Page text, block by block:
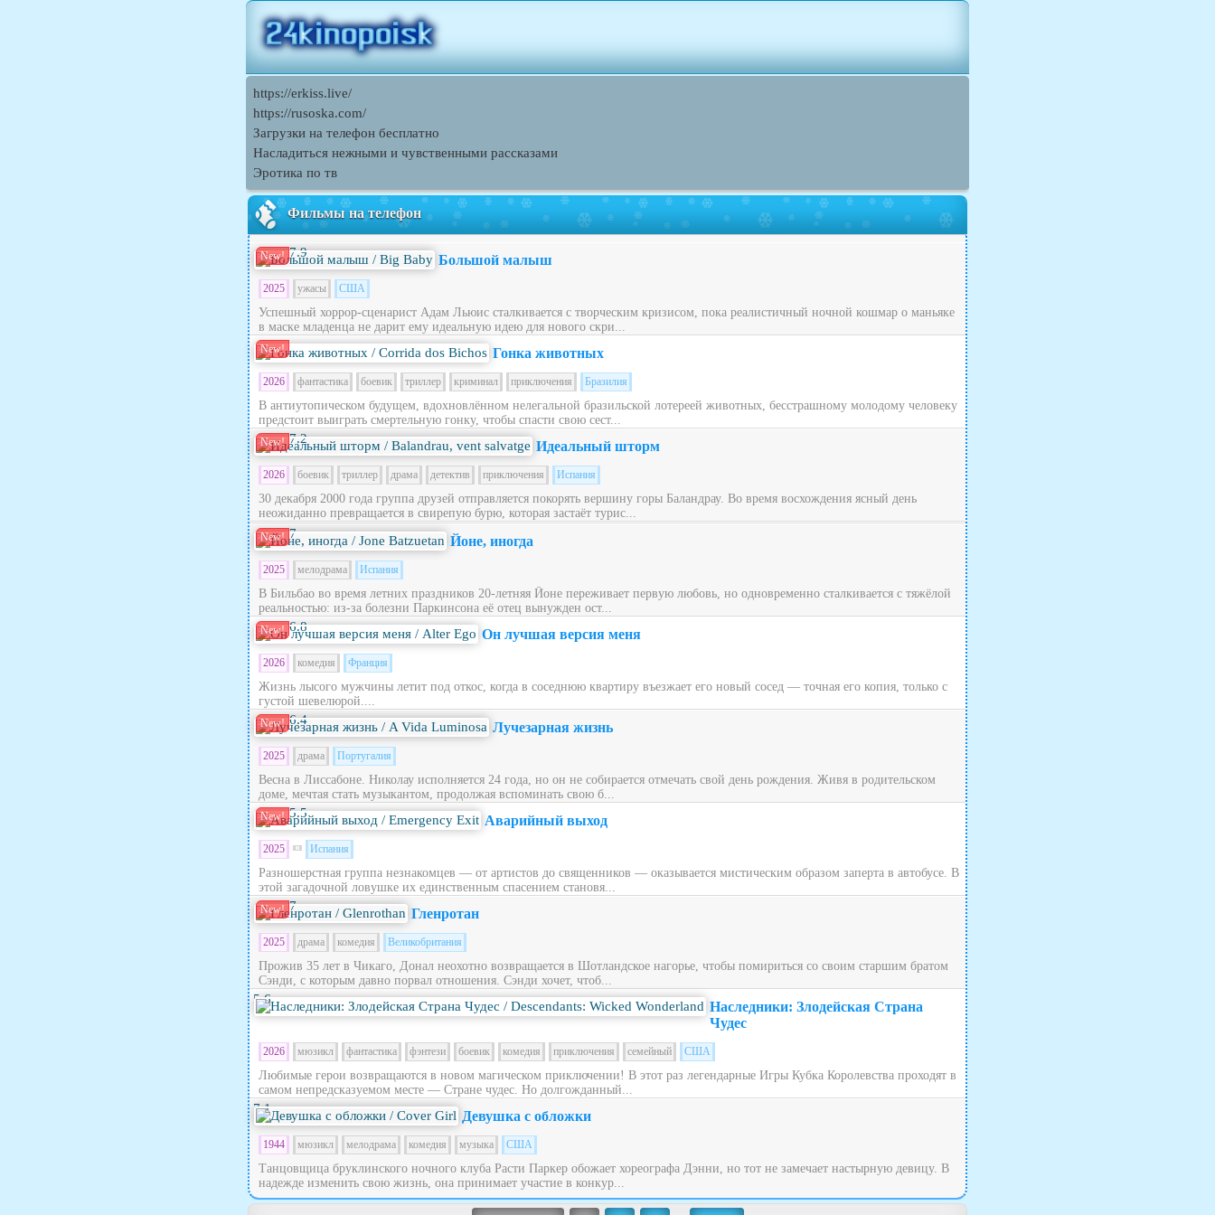
https://erkiss.live/
https://rusoska.com/
Загрузки на телефон бесплатно
Насладиться нежными и чувственными рассказами
Эротика по тв
Фильмы на телефон
New! 7.9 Большой малыш
2025 ужасы США
Успешный хоррор-сценарист Адам Льюис сталкивается с творческим кризисом, пока реалистичный ночной кошмар о маньяке
в маске младенца не дарит ему идеальную идею для нового скри...
New! Гонка животных
2026 фантастика боевик триллер криминал приключения Бразилия
В антиутопическом будущем, вдохновлённом нелегальной бразильской лотереей животных, бесстрашному молодому человеку
предстоит выиграть смертельную гонку, чтобы спасти свою сест...
New! 7.2 Идеальный шторм
2026 боевик триллер драма детектив приключения Испания
30 декабря 2000 года группа друзей отправляется покорять вершину горы Баландрау. Во время восхождения ясный день
неожиданно превращается в свирепую бурю, которая застаёт турис...
New! 7 Йоне, иногда
2025 мелодрама Испания
В Бильбао во время летних праздников 20‑летняя Йоне переживает первую любовь, но одновременно сталкивается с тяжёлой
реальностью: из‑за болезни Паркинсона её отец вынужден ост...
New! 6.8 Он лучшая версия меня
2026 комедия Франция
Жизнь лысого мужчины летит под откос, когда в соседнюю квартиру въезжает его новый сосед — точная его копия, только с
густой шевелюрой....
New! 6.4 Лучезарная жизнь
2025 драма Португалия
Весна в Лиссабоне. Николау исполняется 24 года, но он не собирается отмечать свой день рождения. Живя в родительском
доме, мечтая стать музыкантом, продолжая вспоминать свою б...
New! 5.5 Аварийный выход
2025 Испания
Разношерстная группа незнакомцев — от артистов до священников — оказывается мистическим образом заперта в автобусе. В
этой загадочной ловушке их единственным спасением становя...
New! 7 Гленротан
2025 драма комедия Великобритания
Прожив 35 лет в Чикаго, Донал неохотно возвращается в Шотландское нагорье, чтобы помириться со своим старшим братом
Сэнди, с которым давно порвал отношения. Сэнди хочет, чтоб...
5.6
Наследники: Злодейская Страна
Чудес
2026 мюзикл фантастика фэнтези боевик комедия приключения семейный США
Любимые герои возвращаются в новом магическом приключении! В этот раз легендарные Игры Кубка Королевства проходят в
самом непредсказуемом месте — Стране чудес. Но долгожданный...
7.1 Девушка с обложки
1944 мюзикл мелодрама комедия музыка США
Танцовщица бруклинского ночного клуба Расти Паркер обожает хореографа Дэнни, но тот не замечает настырную девицу. В
надежде изменить свою жизнь, она принимает участие в конкур...